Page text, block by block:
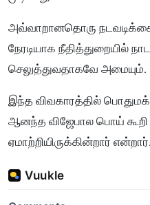
அவ்வாறானதொரு
நேரடியாக நீதித்துறையில்
செலுத்துவதாகவே அமையும்.
இந்த விவகாரத்தில்
ஆனந்த விஜேபால பொய்
ஏமாற்றியிருக்கின்றார் என்றார்.